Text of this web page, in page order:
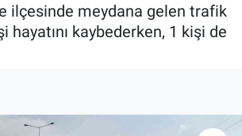
ilçesinde meydana gelen trafik
hayatını kaybederken, 1 kişi de